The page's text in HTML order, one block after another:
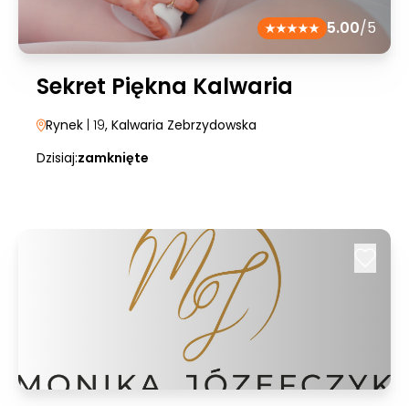
5.00/5
Sekret Piękna Kalwaria
Rynek | 19, Kalwaria Zebrzydowska
Dzisiaj:zamknięte